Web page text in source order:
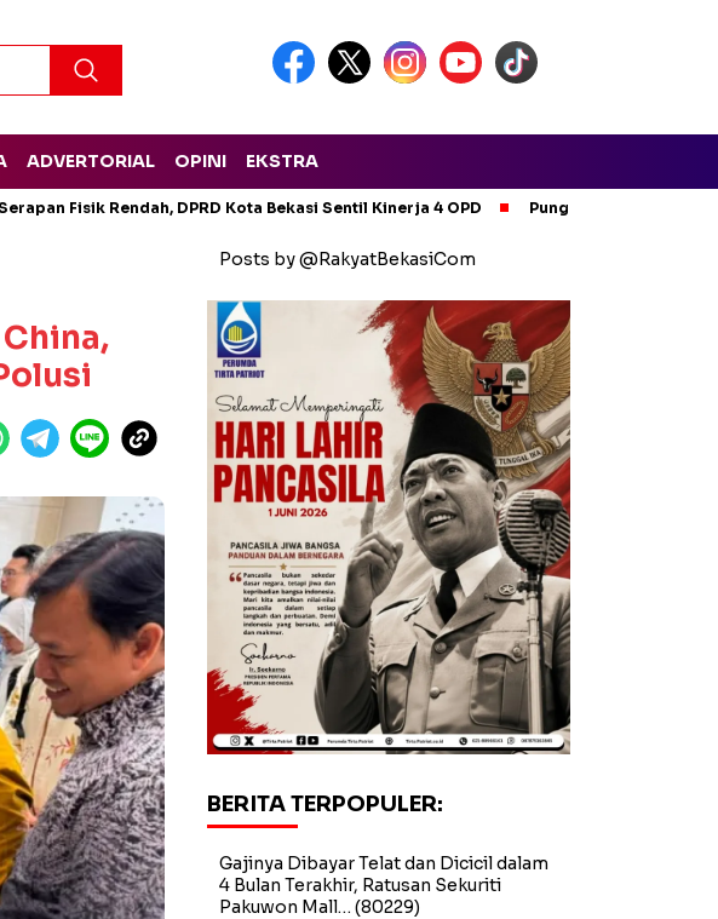
ADVERTORIAL OPINI EKSTRA
Fisik Rendah, DPRD Kota Bekasi Sentil Kinerja 4 OPD Pungli Sopir Truk, 5
Posts by @RakyatBekasiCom
BERITA TERPOPULER:
Gajinya Dibayar Telat dan Dicicil dalam
4 Bulan Terakhir, Ratusan Sekuriti
Pakuwon Mall… (80229)